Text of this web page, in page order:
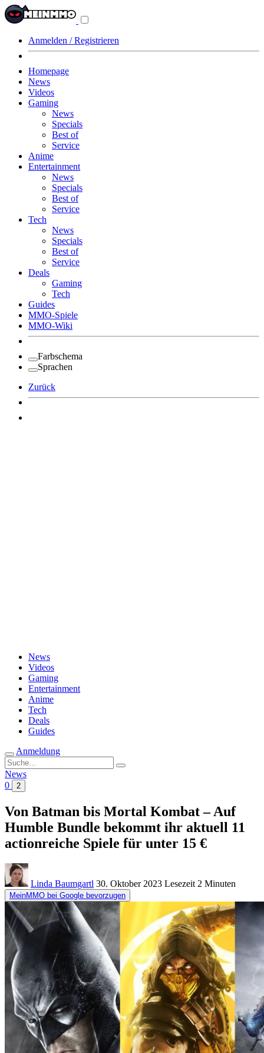
Anmelden / Registrieren
Homepage
News
Videos
Gaming
News
Specials
Best of
Service
Anime
Entertainment
News
Specials
Best of
Service
Tech
News
Specials
Best of
Service
Deals
Gaming
Tech
Guides
MMO-Spiele
MMO-Wiki
Farbschema
Sprachen
Zurück
News
Videos
Gaming
Entertainment
Anime
Tech
Deals
Guides
Anmeldung
Suche
nach:
News
0
2
Von Batman bis Mortal Kombat – Auf
Humble Bundle bekommt ihr aktuell 11
actionreiche Spiele für unter 15 €
Linda Baumgartl 30. Oktober 2023 Lesezeit 2 Minuten
MeinMMO bei Google bevorzugen